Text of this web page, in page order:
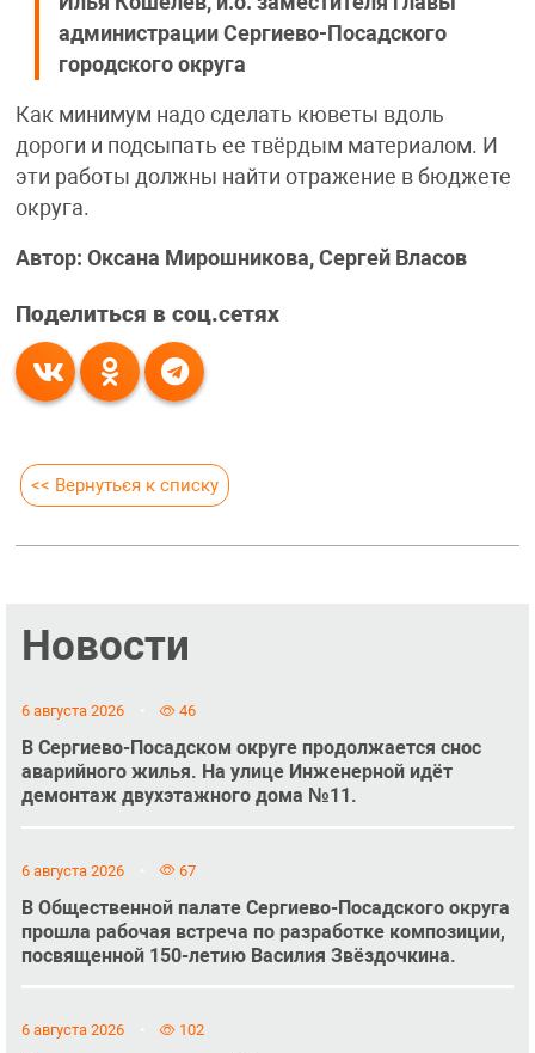
администрации Сергиево-Посадского
городского округа
Как минимум надо сделать кюветы вдоль
дороги и подсыпать ее твёрдым материалом. И
эти работы должны найти отражение в бюджете
округа.
Автор: Оксана Мирошникова, Сергей Власов
Поделиться в соц.сетях
<< Вернуться к списку
Новости
6 августа 2026 46
В Сергиево-Посадском округе продолжается снос
аварийного жилья. На улице Инженерной идёт
демонтаж двухэтажного дома №11.
6 августа 2026 67
В Общественной палате Сергиево-Посадского округа
прошла рабочая встреча по разработке композиции,
посвященной 150-летию Василия Звёздочкина.
6 августа 2026 102